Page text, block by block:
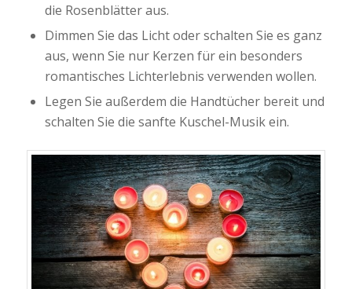
die Rosenblätter aus.
Dimmen Sie das Licht oder schalten Sie es ganz
aus, wenn Sie nur Kerzen für ein besonders
romantisches Lichterlebnis verwenden wollen.
Legen Sie außerdem die Handtücher bereit und
schalten Sie die sanfte Kuschel-Musik ein.